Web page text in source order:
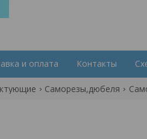
и оплата Контакты
Саморезы,дюбеля